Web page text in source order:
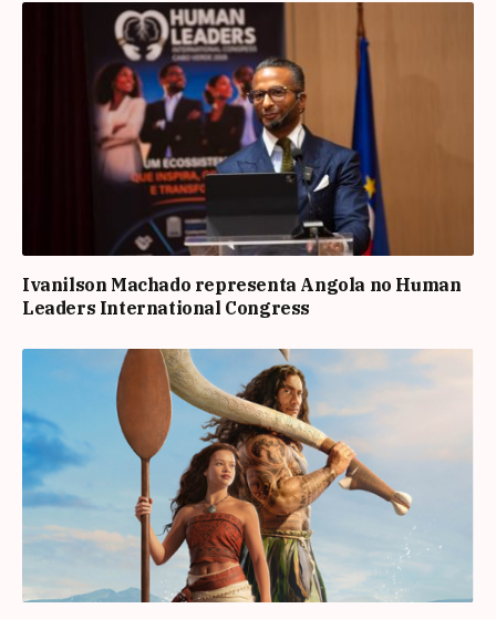
Ivanilson Machado representa Angola no Human
Leaders International Congress